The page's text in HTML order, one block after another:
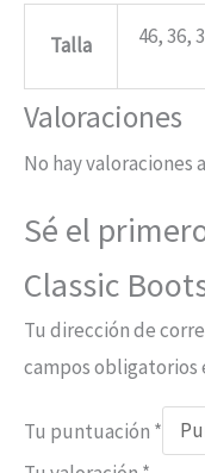
Talla 46, 36,
Valoraciones
No hay valoraciones
Sé el
Classic
Tu dirección de
campos obligatorios
Tu puntuación *